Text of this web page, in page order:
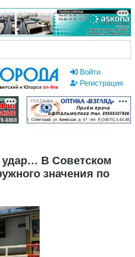
Войти
Регистрация
РЕКЛАМА
В Советском
значения по